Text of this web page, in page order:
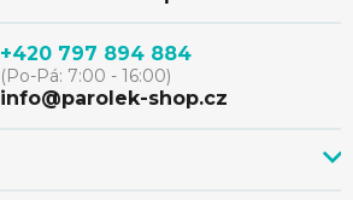
+420 797 894 884
(Po-Pá: 7:00 - 16:00)
info@parolek-shop.cz